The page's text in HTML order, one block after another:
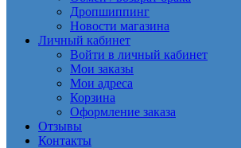
Дропшиппинг
Новости магазина
Личный кабинет
Войти в личный кабинет
Мои заказы
Мои адреса
Корзина
Оформление заказа
Отзывы
Контакты